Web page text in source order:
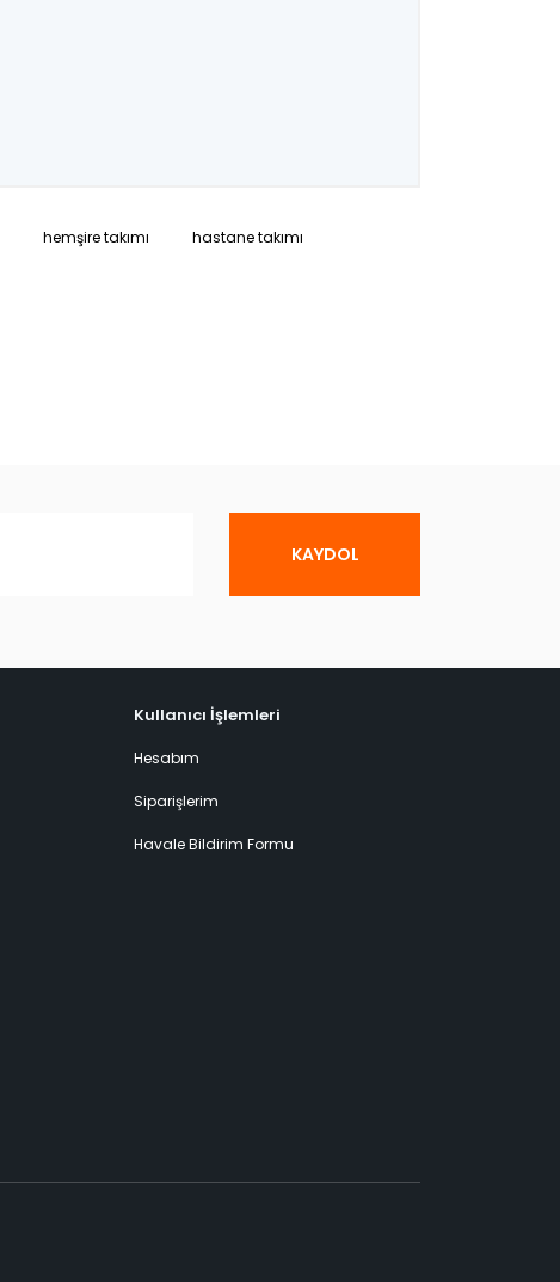
hemşire takımı hastane takımı
KAYDOL
Kullanıcı İşlemleri
Hesabım
Siparişlerim
Havale Bildirim Formu